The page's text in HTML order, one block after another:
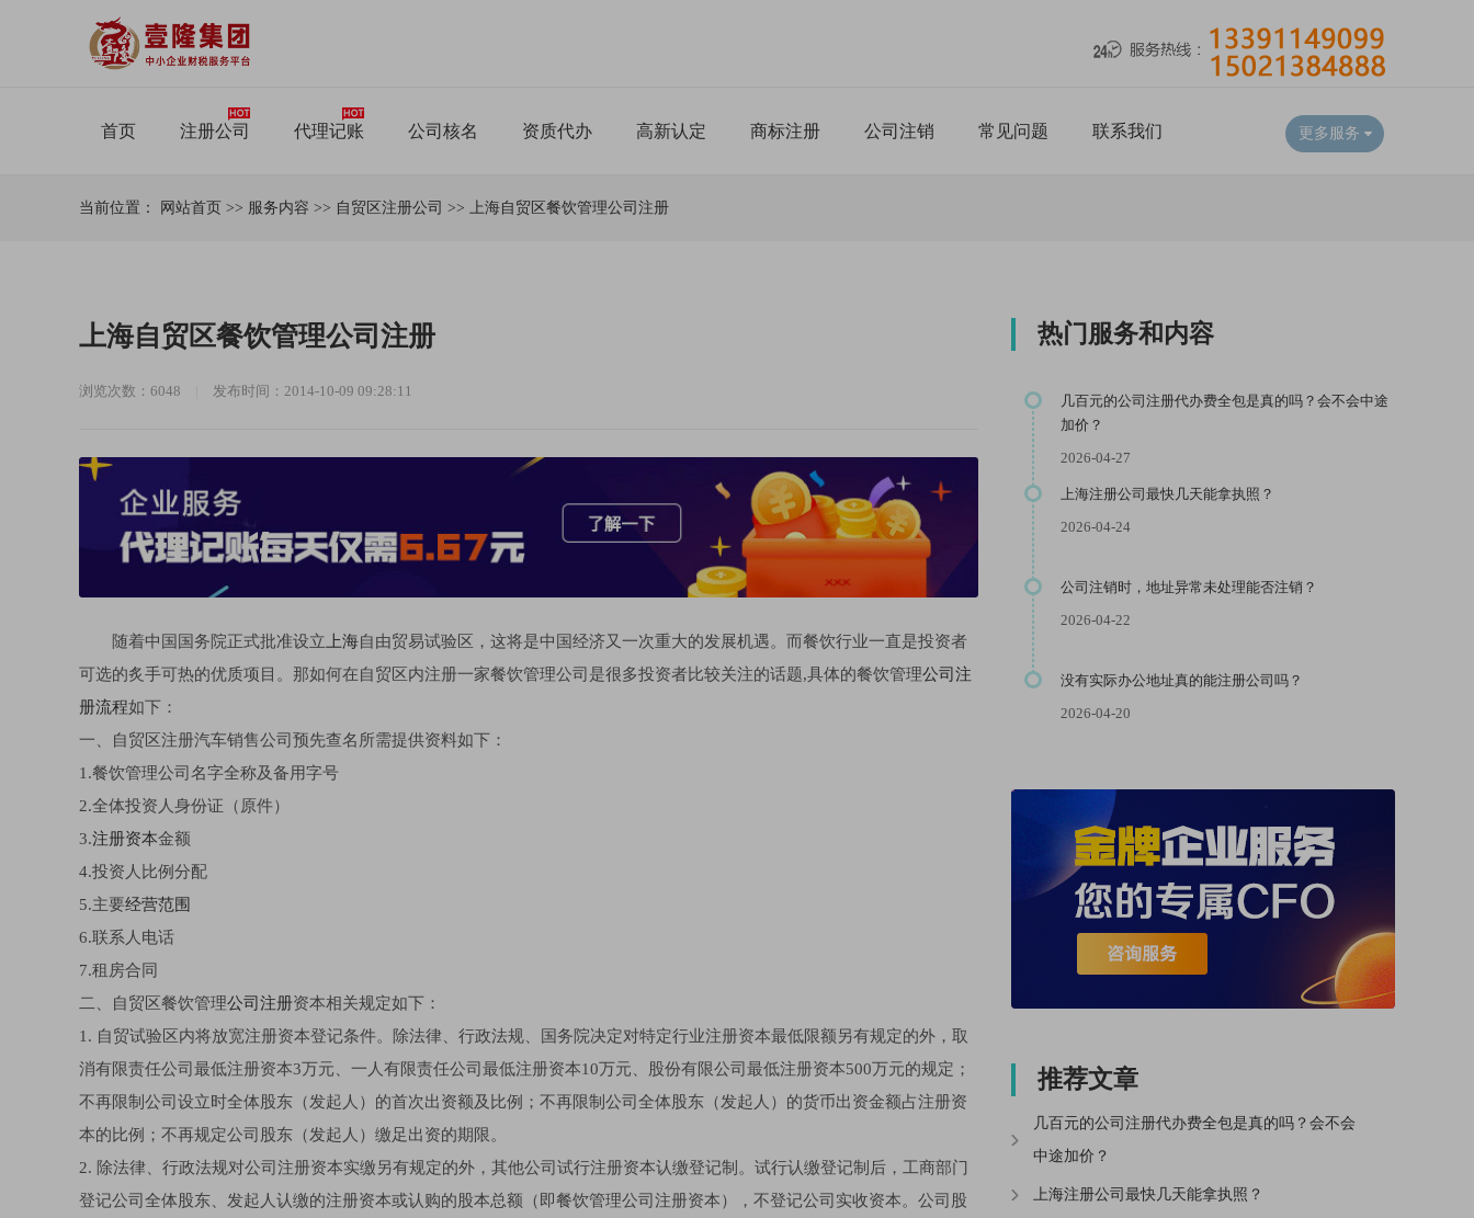
首页 注册公司 代理记账 公司核名 资质代办 高新认定 商标注册 公司注销 常见问题 联系我们 更多服务
当前位置： 网站首页 >> 服务内容 >> 自贸区注册公司 >> 上海自贸区餐饮管理公司注册
上海自贸区餐饮管理公司注册
浏览次数：6048 发布时间：2014-10-09 09:28:11
随着中国国务院正式批准设立上海自由贸易试验区，这将是中国经济又一次重大的发展机遇。而餐饮行业一直是投资者
可选的炙手可热的优质项目。那如何在自贸区内注册一家餐饮管理公司是很多投资者比较关注的话题,具体的餐饮管理公司注
册流程如下：
一、自贸区注册汽车销售公司预先查名所需提供资料如下：
1.餐饮管理公司名字全称及备用字号
2.全体投资人身份证（原件）
3.注册资本金额
4.投资人比例分配
5.主要经营范围
6.联系人电话
7.租房合同
二、自贸区餐饮管理公司注册资本相关规定如下：
1. 自贸试验区内将放宽注册资本登记条件。除法律、行政法规、国务院决定对特定行业注册资本最低限额另有规定的外，取
消有限责任公司最低注册资本3万元、一人有限责任公司最低注册资本10万元、股份有限公司最低注册资本500万元的规定；
不再限制公司设立时全体股东（发起人）的首次出资额及比例；不再限制公司全体股东（发起人）的货币出资金额占注册资
本的比例；不再规定公司股东（发起人）缴足出资的期限。
2. 除法律、行政法规对公司注册资本实缴另有规定的外，其他公司试行注册资本认缴登记制。试行认缴登记制后，工商部门
登记公司全体股东、发起人认缴的注册资本或认购的股本总额（即餐饮管理公司注册资本），不登记公司实收资本。公司股
热门服务和内容
几百元的公司注册代办费全包是真的吗？会不会中途
加价？
2026-04-27
上海注册公司最快几天能拿执照？
2026-04-24
公司注销时，地址异常未处理能否注销？
2026-04-22
没有实际办公地址真的能注册公司吗？
2026-04-20
推荐文章
几百元的公司注册代办费全包是真的吗？会不会
中途加价？
上海注册公司最快几天能拿执照？